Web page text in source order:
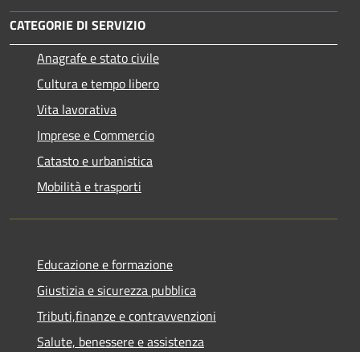
CATEGORIE DI SERVIZIO
Anagrafe e stato civile
Cultura e tempo libero
Vita lavorativa
Imprese e Commercio
Catasto e urbanistica
Mobilità e trasporti
Educazione e formazione
Giustizia e sicurezza pubblica
Tributi,finanze e contravvenzioni
Salute, benessere e assistenza